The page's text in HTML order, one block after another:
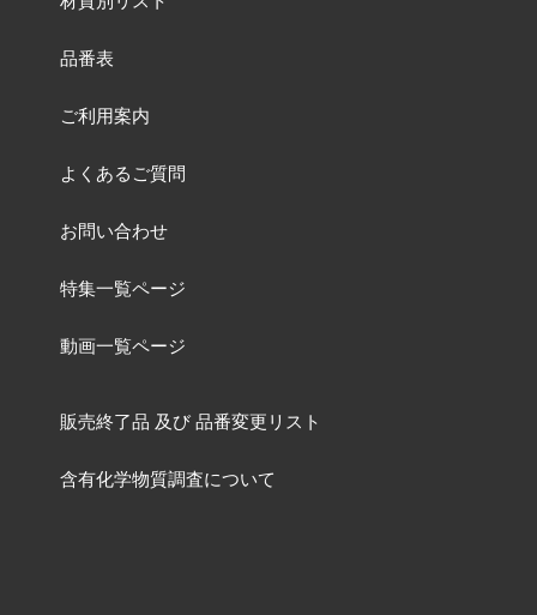
品番表
ご利用案内
よくあるご質問
お問い合わせ
特集一覧ページ
動画一覧ページ
販売終了品 及び 品番変更リスト
含有化学物質調査について